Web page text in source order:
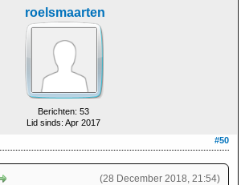
roelsmaarten
Berichten: 53
Lid sinds: Apr 2017
#50
(28 December 2018, 21:54)